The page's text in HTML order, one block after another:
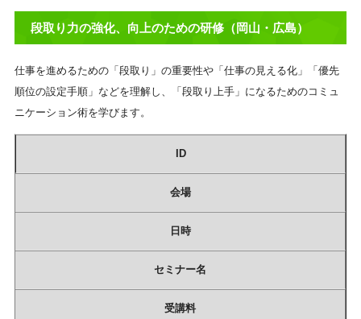
段取り力の強化、向上のための研修（岡山・広島）
仕事を進めるための「段取り」の重要性や「仕事の見える化」「優先
順位の設定手順」などを理解し、「段取り上手」になるためのコミュ
ニケーション術を学びます。
ID
会場
日時
セミナー名
受講料